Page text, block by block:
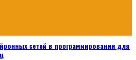
сетей в программировании для